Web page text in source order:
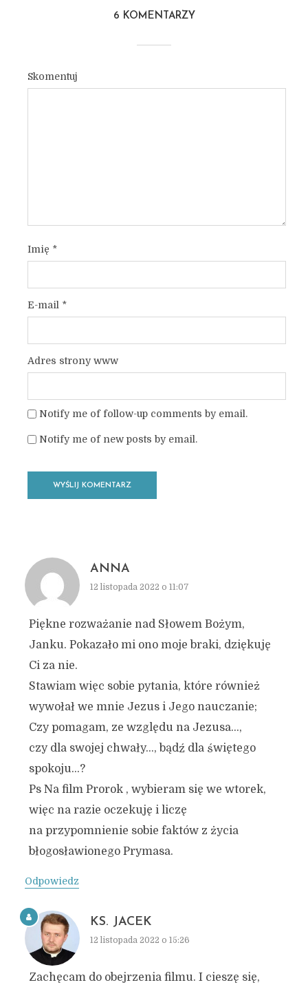
6 KOMENTARZY
Skomentuj
Imię *
E-mail *
Adres strony www
Notify me of follow-up comments by email.
Notify me of new posts by email.
ANNA
12 listopada 2022 o 11:07
Piękne rozważanie nad Słowem Bożym,
Janku. Pokazało mi ono moje braki, dziękuję
Ci za nie.
Stawiam więc sobie pytania, które również
wywołał we mnie Jezus i Jego nauczanie;
Czy pomagam, ze względu na Jezusa…,
czy dla swojej chwały…, bądź dla świętego
spokoju…?
Ps Na film Prorok , wybieram się we wtorek,
więc na razie oczekuję i liczę
na przypomnienie sobie faktów z życia
błogosławionego Prymasa.
Odpowiedz
KS. JACEK
12 listopada 2022 o 15:26
Zachęcam do obejrzenia filmu. I cieszę się,